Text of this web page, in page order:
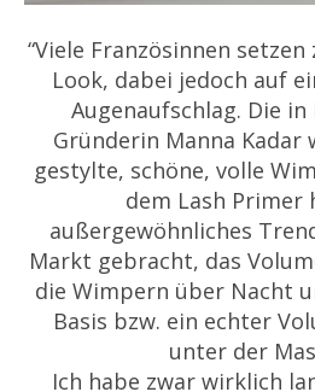
“Viele Französinnen
Look, dabei jedoch auf
Augenaufschlag. Die
Gründerin Manna
gestylte, schöne, volle
dem Lash Primer
außergewöhnliches
Markt gebracht, das
die Wimpern über Nacht
Basis bzw. ein echter
unter der
Ich habe zwar wirklich